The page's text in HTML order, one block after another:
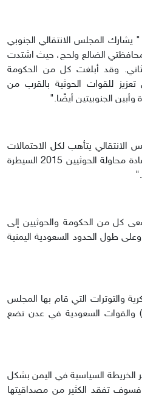
المجلس الانتقالي الجنوبي
الضالع ولحج، حيث اشتدت
وقد أبلغت كل من الحكومة
للقوات الحوثية بالقرب من
الجنوبيتين أيضًا."
يتأهب لكل الاحتمالات
بما فيها "انهيار الحكومة وحتى إعادة محاولة الحوثيين 2015 السيطرة
كل من الحكومة والحوثيين إلى
طول الحدود السعودية اليمنية
والتوترات التي قام بها المجلس
والقوات السعودية في عدن تضع
الخريطة السياسية في اليمن بشكل
تفقد الكثير من مصداقيتها